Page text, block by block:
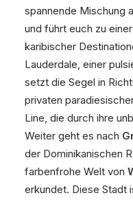
spannende Mischung
und führt euch zu
karibischer
Lauderdale, einer
setzt die Segel in
privaten
Line, die durch ihre
Weiter geht es nach
der Dominikanischen
farbenfrohe Welt von
erkundet. Diese Stadt